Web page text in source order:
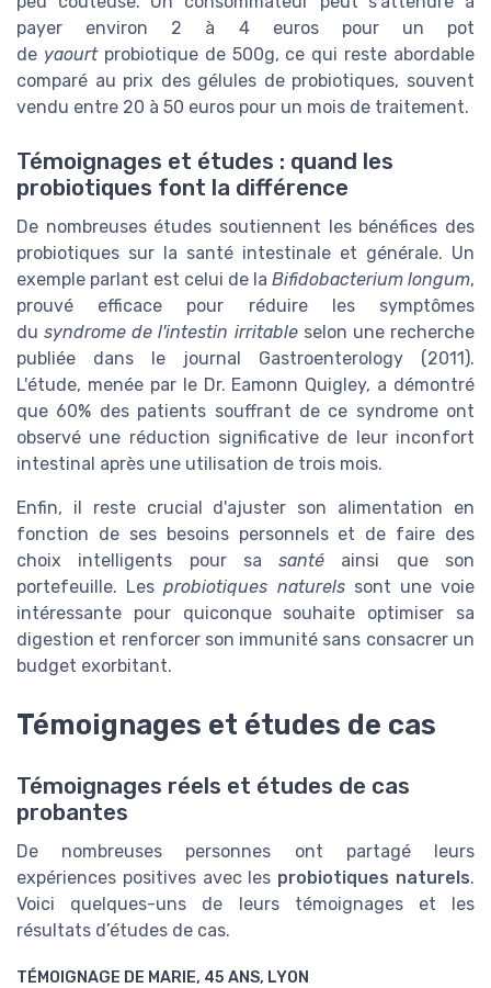
payer environ 2 à 4 euros pour un pot
de yaourtprobiotique de 500g, ce qui reste abordable
comparé au prix des gélules de probiotiques, souvent
vendu entre 20 à 50 euros pour un mois de traitement.
Témoignages et études : quand les
probiotiques font la différence
De nombreuses études soutiennent les bénéfices des
probiotiques sur la santé intestinale et générale. Un
exemple parlant est celui de la Bifidobacterium longum,
prouvé efficace pour réduire les symptômes
dusyndrome de l'intestin irritableselon une recherche
publiée dans le journal Gastroenterology (2011).
L'étude, menée par le Dr. Eamonn Quigley, a démontré
que 60% des patients souffrant de ce syndrome ont
observé une réduction significative de leur inconfort
intestinal après une utilisation de trois mois.
Enfin, il reste crucial d'ajuster son alimentation en
fonction de ses besoins personnels et de faire des
choix intelligents pour sasanté ainsi que son
portefeuille. Lesprobiotiques naturelssont une voie
intéressante pour quiconque souhaite optimiser sa
digestion et renforcer son immunité sans consacrer un
budget exorbitant.
Témoignages et études de cas
Témoignages réels et études de cas
probantes
De nombreuses personnes ont partagé leurs
expériences positives avec les probiotiques naturels.
Voici quelques-uns de leurs témoignages et les
résultats d’études de cas.
TÉMOIGNAGE DE MARIE, 45 ANS, LYON